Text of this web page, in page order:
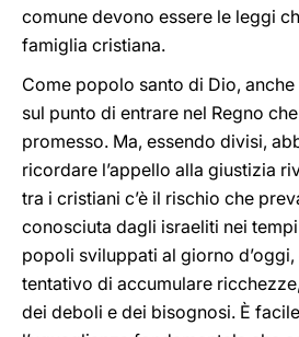
comune devono essere le leggi
famiglia cristiana.
Come popolo santo di Dio,
sul punto di entrare nel Regno
promesso. Ma, essendo divisi,
ricordare l’appello alla giustizia
tra i cristiani c’è il rischio che
conosciuta dagli israeliti nei
popoli sviluppati al giorno
tentativo di accumulare
dei deboli e dei bisognosi. È